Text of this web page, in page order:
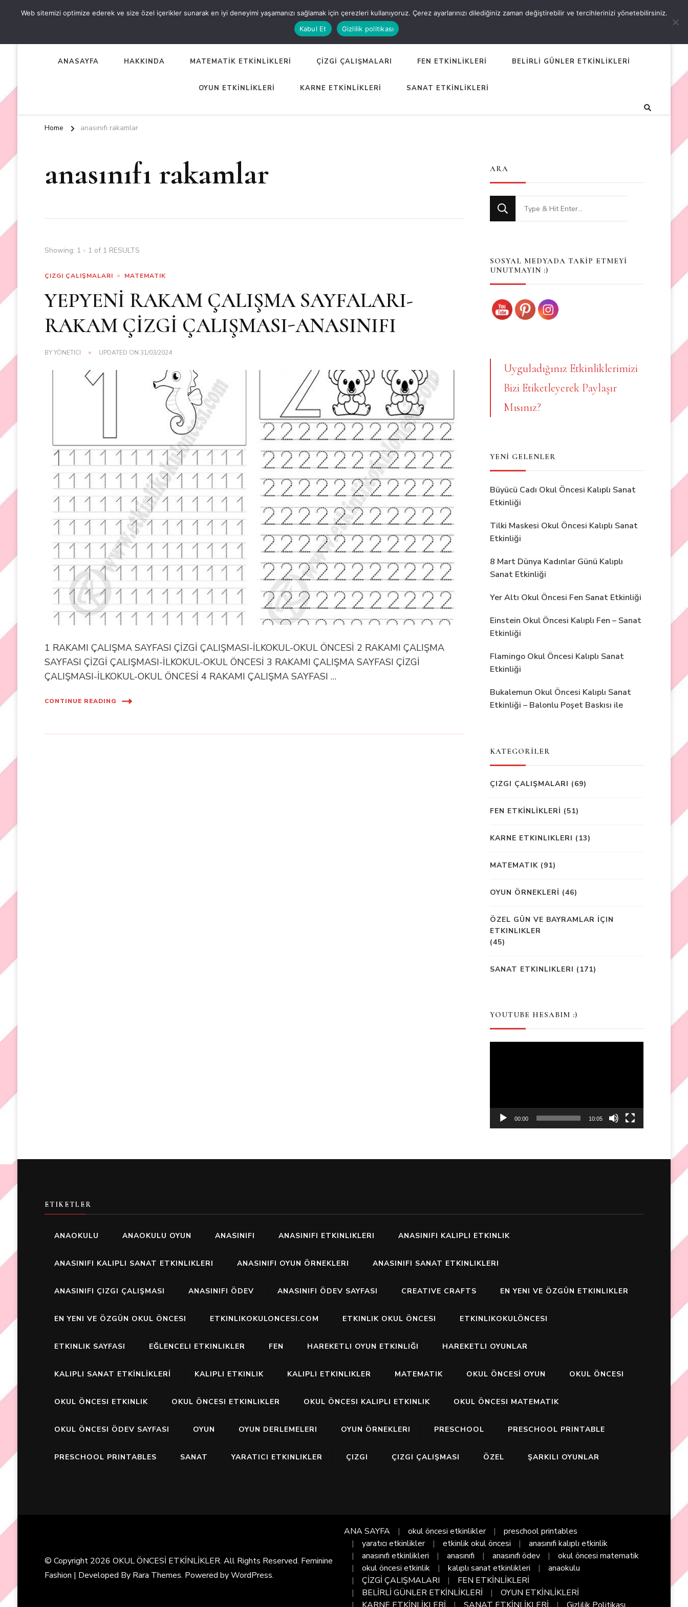
OKUL ÖNCESİ ETKİNLİKLER
ANASAYFA HAKKINDA MATEMATİK ETKİNLİKLERİ ÇİZGİ ÇALIŞMALARI FEN ETKİNLİKLERİ BELİRLİ GÜNLER ETKİNLİKLERİ
OYUN ETKİNLİKLERİ KARNE ETKİNLİKLERİ SANAT ETKİNLİKLERİ
Home anasınıfı rakamlar
anasınıfı rakamlar
Showing: 1 - 1 of 1 RESULTS
ÇIZGI ÇALIŞMALARI MATEMATIK
YEPYENİ RAKAM ÇALIŞMA SAYFALARI-
RAKAM ÇİZGİ ÇALIŞMASI-ANASINIFI
BYYÖNETICI UPDATED ON 31/03/2024
1 RAKAMI ÇALIŞMA SAYFASI ÇİZGİ ÇALIŞMASI-İLKOKUL-OKUL ÖNCESİ 2 RAKAMI ÇALIŞMA
SAYFASI ÇİZGİ ÇALIŞMASI-İLKOKUL-OKUL ÖNCESİ 3 RAKAMI ÇALIŞMA SAYFASI ÇİZGİ
ÇALIŞMASI-İLKOKUL-OKUL ÖNCESİ 4 RAKAMI ÇALIŞMA SAYFASI …
CONTINUE READING
ARA
Looking
for
SOSYAL MEDYADA TAKİP ETMEYİ
UNUTMAYIN :)
Uyguladığınız Etkinliklerimizi
Bizi Etiketleyerek Paylaşır
Mısınız?
YENİ GELENLER
Büyücü Cadı Okul Öncesi Kalıplı Sanat
Etkinliği
Tilki Maskesi Okul Öncesi Kalıplı Sanat
Etkinliği
8 Mart Dünya Kadınlar Günü Kalıplı
Sanat Etkinliği
Yer Altı Okul Öncesi Fen Sanat Etkinliği
Einstein Okul Öncesi Kalıplı Fen – Sanat
Etkinliği
Flamingo Okul Öncesi Kalıplı Sanat
Etkinliği
Bukalemun Okul Öncesi Kalıplı Sanat
Etkinliği – Balonlu Poşet Baskısı ile
KATEGORİLER
ÇIZGI ÇALIŞMALARI (69)
FEN ETKİNLİKLERİ (51)
KARNE ETKINLIKLERI (13)
MATEMATIK(91)
OYUN ÖRNEKLERİ (46)
ÖZEL GÜN VE BAYRAMLAR İÇIN
ETKINLIKLER
(45)
SANAT ETKINLIKLERI (171)
YOUTUBE HESABIM :)
00:00 10:05
ETIKETLER
ANAOKULU ANAOKULU OYUN ANASINIFI ANASINIFI ETKINLIKLERI ANASINIFI KALIPLI ETKINLIK
ANASINIFI KALIPLI SANAT ETKINLIKLERI ANASINIFI OYUN ÖRNEKLERI ANASINIFI SANAT ETKINLIKLERI
ANASINIFI ÇIZGI ÇALIŞMASI ANASINIFI ÖDEV ANASINIFI ÖDEV SAYFASI CREATIVE CRAFTS EN YENI VE ÖZGÜN ETKINLIKLER
EN YENI VE ÖZGÜN OKUL ÖNCESI ETKINLIKOKULONCESI.COM ETKINLIK OKUL ÖNCESI ETKINLIKOKULÖNCESI
ETKINLIK SAYFASI EĞLENCELI ETKINLIKLER FEN HAREKETLI OYUN ETKINLIĞI HAREKETLI OYUNLAR
KALIPLI SANAT ETKİNLİKLERİ KALIPLI ETKINLIK KALIPLI ETKINLIKLER MATEMATIK OKUL ÖNCESİ OYUN OKUL ÖNCESI
OKUL ÖNCESI ETKINLIK OKUL ÖNCESI ETKINLIKLER OKUL ÖNCESI KALIPLI ETKINLIK OKUL ÖNCESI MATEMATIK
OKUL ÖNCESI ÖDEV SAYFASI OYUN OYUN DERLEMELERI OYUN ÖRNEKLERI PRESCHOOL PRESCHOOL PRINTABLE
PRESCHOOL PRINTABLES SANAT YARATICI ETKINLIKLER ÇIZGI ÇIZGI ÇALIŞMASI ÖZEL ŞARKILI OYUNLAR
© Copyright 2026 OKUL ÖNCESİ ETKİNLİKLER. All Rights Reserved. Feminine
Fashion | Developed By Rara Themes. Powered byWordPress.
ANA SAYFA okul öncesi etkinlikler
preschool printables
yaratıcı etkinlikler
etkinlik okul öncesi
anasınıfı kalıplı etkinlik
anasınıfı etkinlikleri
anasınıfı anasınıfı ödev
okul öncesi matematik
okul öncesi etkinlik
kalıplı sanat etkinlikleri
anaokulu
ÇİZGİ ÇALIŞMALARI
FEN ETKİNLİKLERİ
BELİRLİ GÜNLER ETKİNLİKLERİ
OYUN ETKİNLİKLERİ
Web sitemizi optimize ederek ve size özel içerikler sunarak en iyi deneyimi yaşamanızı sağlamak için çerezleri kullanıyoruz. Çerez ayarlarınızı dilediğiniz zaman değiştirebilir ve tercihlerinizi yönetebilirsiniz.
Kabul Et
Gizlilik politikası